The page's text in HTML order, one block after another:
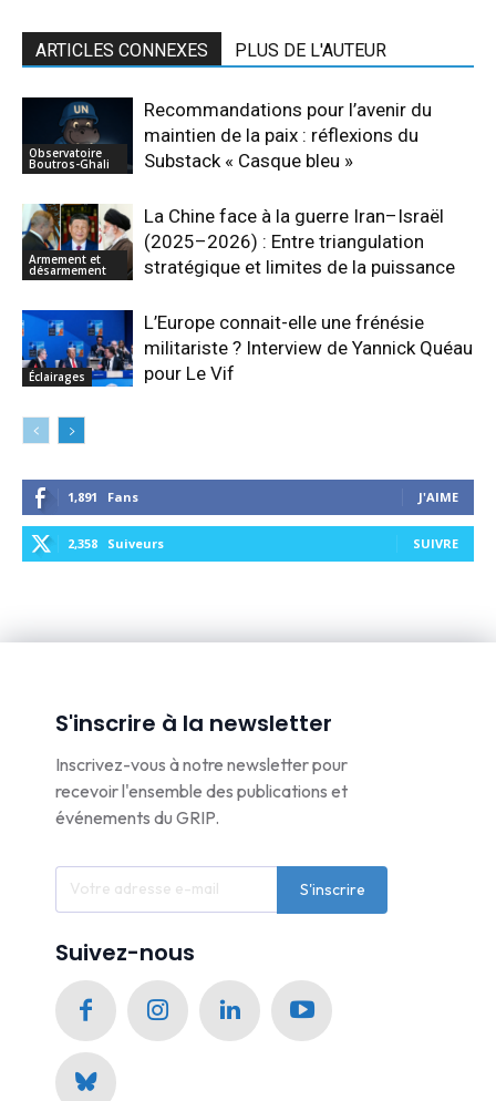
ARTICLES CONNEXES PLUS DE L'AUTEUR
Observatoire
Boutros-Ghali
Recommandations pour l’avenir du
maintien de la paix : réflexions du
Substack « Casque bleu »
Armement et
désarmement
La Chine face à la guerre Iran–Israël
(2025–2026) : Entre triangulation
stratégique et limites de la puissance
Éclairages
L’Europe connait-elle une frénésie
militariste ? Interview de Yannick Quéau
pour Le Vif
1,891 Fans J'AIME
2,358 Suiveurs SUIVRE
S'inscrire à la newsletter
Inscrivez-vous à notre newsletter pour
recevoir l'ensemble des publications et
événements du GRIP.
S'inscrire
Suivez-nous